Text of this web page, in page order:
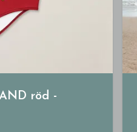
röd -